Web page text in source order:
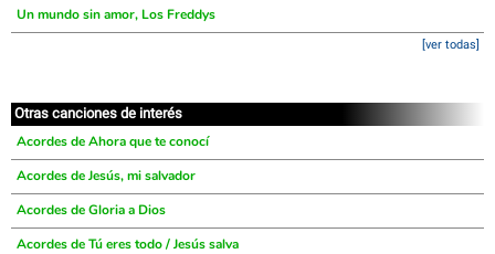
Un mundo sin amor, Los Freddys
[ver todas]
Otras canciones de interés
Acordes de Ahora que te conocí
Acordes de Jesús, mi salvador
Acordes de Gloria a Dios
Acordes de Tú eres todo / Jesús salva